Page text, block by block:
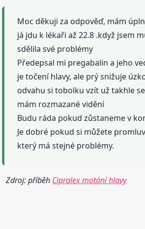
Moc děkuji za odpověď, mám
já jdu k lékaři až 22.8 .když jsem
sdělila své problémy
Předepsal mi pregabalin a jeho
je točení hlavy, ale prý snižuje
odvahu si tobolku vzít už takhle
mám rozmazané vidění
Budu ráda pokud zůstaneme v
Je dobré pokud si můžete
který má stejné problémy.
Zdroj: příběh Cipralex motání hlavy